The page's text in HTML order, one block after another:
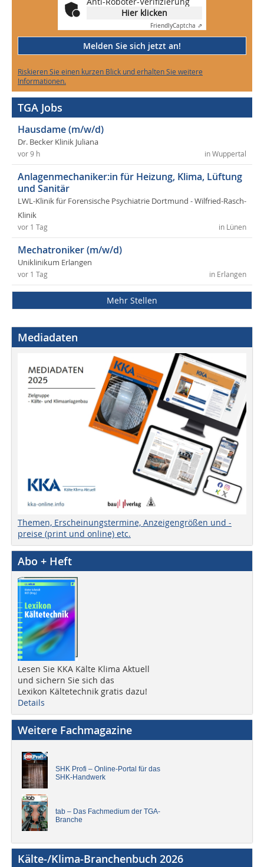
Hier klicken
FriendlyCaptcha ⇗
Melden Sie sich jetzt an!
Riskieren Sie einen kurzen Blick und erhalten Sie weitere
Informationen.
TGA Jobs
Hausdame (m/w/d)
Dr. Becker Klinik Juliana
in Wuppertal
vor 9 h
Anlagenmechaniker:in für Heizung, Klima, Lüftung
und Sanitär
LWL-Klinik für Forensische Psychiatrie Dortmund - Wilfried-Rasch-
Klinik
in Lünen
vor 1 Tag
Mechatroniker (m/w/d)
Uniklinikum Erlangen
in Erlangen
vor 1 Tag
Mehr Stellen
Mediadaten
Themen, Erscheinungstermine, Anzeigengrößen und -
preise (print und online) etc.
Abo + Heft
Lesen Sie KKA Kälte Klima Aktuell
und sichern Sie sich das
Lexikon Kältetechnik gratis dazu!
Details
Weitere Fachmagazine
SHK Profi – Online-Portal für das
SHK-Handwerk
tab – Das Fachmedium der TGA-
Branche
Kälte-/Klima-Branchenbuch 2026